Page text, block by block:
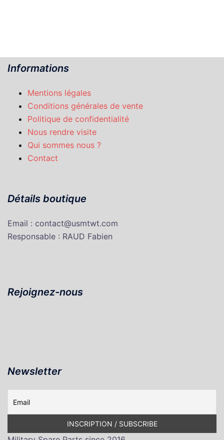
Informations
Mentions légales
Conditions générales de vente
Politique de confidentialité
Nous rendre visite
Qui sommes nous ?
Contact
Détails boutique
Email : contact@usmtwt.com
Responsable : RAUD Fabien
Rejoignez-nous
Newsletter